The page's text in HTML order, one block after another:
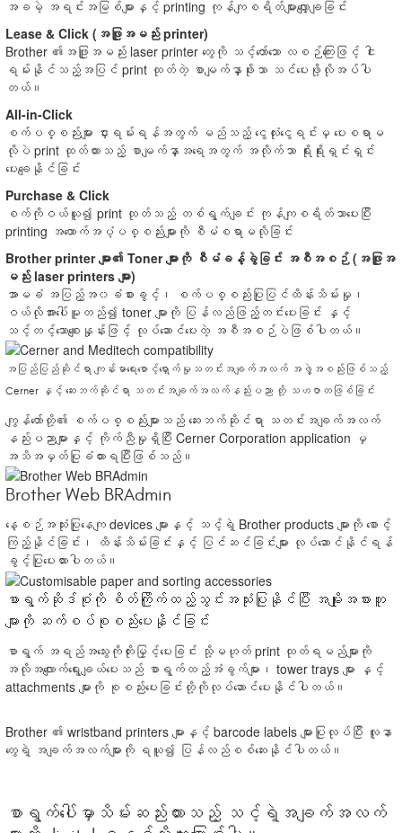
အခမဲ့ အရင်းအမြစ်များနှင့် printing ကုန်ကျစရိတ်များလျှော့ချခြင်း
Lease & Click (အဖြူအမည်း printer)
Brother ၏အဖြူအမည်း laser printer တွေကို သင့်တော်သော လစဉ်ကြေးဖြင့် ငါး
ရမ်းနိုင်သည့်အပြင် print ထုတ်တဲ့ စာမျက်နှာဖိုးသာ သင်ပေးဖို့လိုအပ်ပါ
တယ်။
All-in-Click
စက်ပစ္စည်းများ ငှားရမ်းရန်အတွက် မည်သည့် ငွေလုံးငွေရင်းမှ ပေးစရာမ
လိုပဲ print ထုတ်ထားသည့် စာမျက်နှာအရေအတွက် အလိုက်သာ ရိုးရိုးရှင်းရှင်း
ပေးချေနိုင်ခြင်း
Purchase & Click
စက်ကိုဝယ်ယူ၍ print ထုတ်သည့် တစ်ရွက်ချင်း ကုန်ကျစရိတ်သာပေးပြီး
printing အထောက်အပံ့ပစ္စည်းများကို စီမံစရာမလိုခြင်း
Brother printer များ၏ Toner များကို စီမံခန့်ခွဲခြင်း အစီအစဉ် (အဖြူအ
မည်း laser printers များ)
အာမခံ အပြည့်အ၀ခံစားခွင့်၊ စက်ပစ္စည်းပြုပြင်ထိန်းသိမ်းမှု၊
ဝယ်လိုအားပေါ်မူတည်၍ toner များကို ပြန်လည်ဖြည့်တင်းပေးခြင်း နှင့်
သင့်တင့်သောစျေးနှုန်းဖြင့် လုပ်ဆောင်ပေးတဲ့ အစီအစဉ်ပဲဖြစ်ပါတယ်။
အပြည်ပြည်ဆိုင်ရာ ကျန်းမာရေးစောင့်ရှောက်မှုသတင်းအချက်အလက် အဖွဲ့အစည်းဖြစ်သည့်
Cerner နှင့် ဆေးဘက်ဆိုင်ရာ သတင်းအချက်အလက်နည်းပညာ တို့ သဟဇာတဖြစ်ခြင်း
ကျွန်တော်တို့၏ စက်ပစ္စည်းများသည် ဆေးဘက်ဆိုင်ရာ သတင်းအချက်အလက်
နည်းပညာများနှင့် ကိုက်ညီမှုရှိပြီး Cerner Corporation application မှ
အသိအမှတ်ပြုခံထားရပြီးဖြစ်သည်။
Brother Web BRAdmin
နေ့စဉ်အသုံးပြုနေကျ devices များနှင့် သင့်ရဲ့ Brother products များကို စောင့်
ကြည့်နိုင်ခြင်း၊ ထိန်းသိမ်းခြင်းနှင့် ပြင်ဆင်ခြင်းများ လုပ်ဆောင်နိုင်ရန်
ခွင့်ပြုပေးထားပါတယ်။
စာရွက်ဆိုဒ်စုံကို စိတ်ကြိုက်ထည့်သွင်းအသုံးပြုနိုင်ပြီး အမျိုးအစားတူ
များကို ဆက်စပ်စုစည်းပေးနိုင်ခြင်း
စာရွက် အရည်အသွေးကိုတိုးမြှင့်ပေးခြင်း သို့မဟုတ် print ထုတ်ရမည်များကို
အလိုအလျောက်ရွေးချယ်ပေးသည် စာရွက်ထည့်အံခွက်များ၊ tower trays များ နှင့်
attachments များကို စုစည်းပေးခြင်းတို့ကိုလုပ်ဆောင်ပေးနိုင်ပါတယ်။
Brother ၏ wristband printers များနှင့် barcode labels များပြုလုပ်ပြီး လူနာ
တွေရဲ့ အချက်အလက်များကို ရယူ၍ ပြန်လည်စစ်ဆေးနိုင်ပါတယ်။
စာရွက်ပေါ်မှာသိမ်းဆည်းထားသည့် သင့်ရဲ့အချက်အလက်